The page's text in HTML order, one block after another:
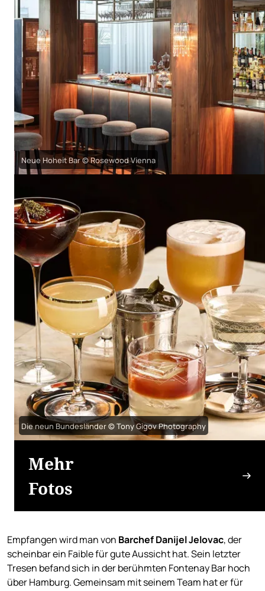
Neue Hoheit Bar © Rosewood Vienna
Die neun Bundesländer © Tony Gigov Photography
Mehr
Fotos
Empfangen wird man von Barchef Danijel Jelovac, der
scheinbar ein Faible für gute Aussicht hat. Sein letzter
Tresen befand sich in der berühmten Fontenay Bar hoch
über Hamburg. Gemeinsam mit seinem Team hat er für